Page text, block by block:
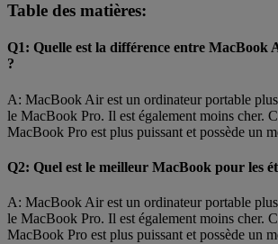
Table des matières:
Q1: Quelle est la différence entre MacBook
?
A: MacBook Air est un ordinateur portable
le MacBook Pro. Il est également moins cher.
MacBook Pro est plus puissant et possède un
Q2: Quel est le meilleur MacBook pour les
A: MacBook Air est un ordinateur portable
le MacBook Pro. Il est également moins cher.
MacBook Pro est plus puissant et possède un